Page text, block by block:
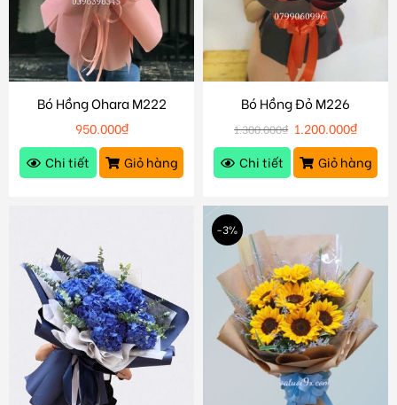
Bó Hồng Ohara M222
950.000₫
Chi tiết
Giỏ hàng
Bó Hồng Đỏ M226
1.300.000₫ 1.200.000₫
Chi tiết
Giỏ hàng
-3%